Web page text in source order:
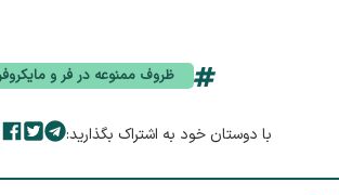
ظروف ممنوعه در فر و
با دوستان خود به اشتراک بگذارید: